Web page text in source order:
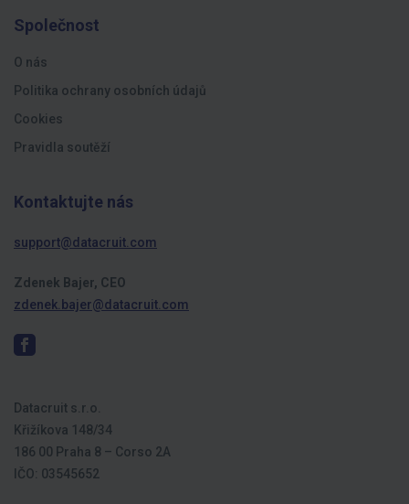
Společnost
O nás
Politika ochrany osobních údajů
Cookies
Pravidla soutěží
Kontaktujte nás
support@datacruit.com
Zdenek Bajer, CEO
zdenek.bajer@datacruit.com
Datacruit s.r.o.
Křižíkova 148/34
186 00 Praha 8 – Corso 2A
IČO: 03545652